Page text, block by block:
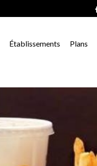
Établissements Plans